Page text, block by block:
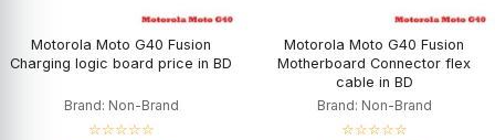
Motorola Moto G40 Fusion
Charging logic board price in BD
Brand: Non-Brand
☆☆☆☆☆
Motorola Moto G40 Fusion
Motherboard Connector flex
cable in BD
Brand: Non-Brand
☆☆☆☆☆